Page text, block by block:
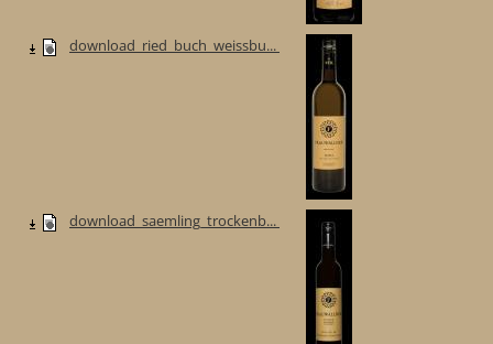
download_ried_buch_weissbu...
download_saemling_trockenb...